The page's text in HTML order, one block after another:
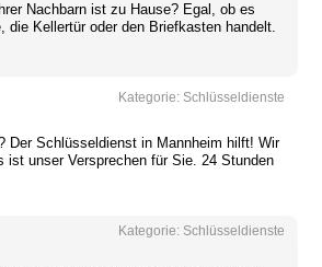
Nachbarn ist zu Hause? Egal, ob es
die Kellertür oder den Briefkasten handelt.
Kategorie: Schlüsseldienste
Der Schlüsseldienst in Mannheim hilft! Wir
unser Versprechen für Sie. 24 Stunden
Kategorie: Schlüsseldienste